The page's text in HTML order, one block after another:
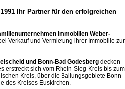
Ihr Partner für den erfolgreichen
Immobilien Weber-
Verkauf und Vermietung ihrer Immobilie zur
und Bonn-Bad Godesberg decken
erstreckt sich vom Rhein-Sieg-Kreis bis zum
Kreis, über die Ballungsgebiete Bonn
des Kreises Euskirchen.